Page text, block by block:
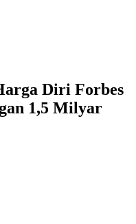
Diri Forbes
1,5 Milyar